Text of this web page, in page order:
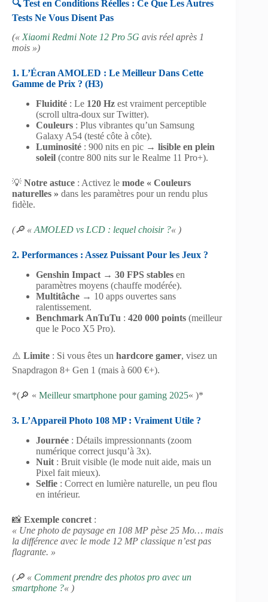
🔍 Test en Conditions Réelles : Ce Que Les Autres
Tests Ne Vous Disent Pas
(« Xiaomi Redmi Note 12 Pro 5G avis réel après 1
mois »)
1. L’Écran AMOLED : Le Meilleur Dans Cette
Gamme de Prix ? (H3)
Fluidité : Le 120 Hz est vraiment perceptible
(scroll ultra-doux sur Twitter).
Couleurs : Plus vibrantes qu’un Samsung
Galaxy A54 (testé côte à côte).
Luminosité : 900 nits en pic → lisible en plein
soleil (contre 800 nits sur le Realme 11 Pro+).
💡 Notre astuce : Activez le mode « Couleurs
naturelles » dans les paramètres pour un rendu plus
fidèle.
(🔎 « AMOLED vs LCD : lequel choisir ?« )
2. Performances : Assez Puissant Pour les Jeux ?
Genshin Impact → 30 FPS stables en
paramètres moyens (chauffe modérée).
Multitâche → 10 apps ouvertes sans
ralentissement.
Benchmark AnTuTu : 420 000 points (meilleur
que le Poco X5 Pro).
⚠️ Limite : Si vous êtes un hardcore gamer, visez un
Snapdragon 8+ Gen 1 (mais à 600 €+).
*(🔎 « Meilleur smartphone pour gaming 2025« )*
3. L’Appareil Photo 108 MP : Vraiment Utile ?
Journée : Détails impressionnants (zoom
numérique correct jusqu’à 3x).
Nuit : Bruit visible (le mode nuit aide, mais un
Pixel fait mieux).
Selfie : Correct en lumière naturelle, un peu flou
en intérieur.
📸 Exemple concret :
« Une photo de paysage en 108 MP pèse 25 Mo… mais
la différence avec le mode 12 MP classique n’est pas
flagrante. »
(🔎 « Comment prendre des photos pro avec un
smartphone ?« )